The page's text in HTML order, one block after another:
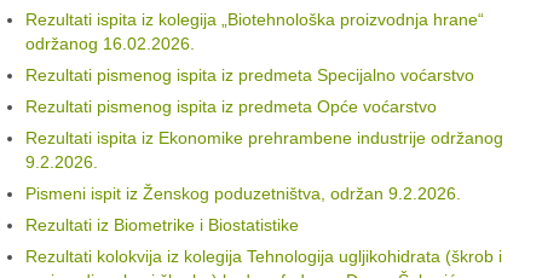
Rezultati ispita iz kolegija „Biotehnološka proizvodnja hrane“
održanog 16.02.2026.
Rezultati pismenog ispita iz predmeta Specijalno voćarstvo
Rezultati pismenog ispita iz predmeta Opće voćarstvo
Rezultati ispita iz Ekonomike prehrambene industrije održanog
9.2.2026.
Pismeni ispit iz Ženskog poduzetništva, održan 9.2.2026.
Rezultati iz Biometrike i Biostatistike
Rezultati kolokvija iz kolegija Tehnologija ugljikohidrata (škrob i